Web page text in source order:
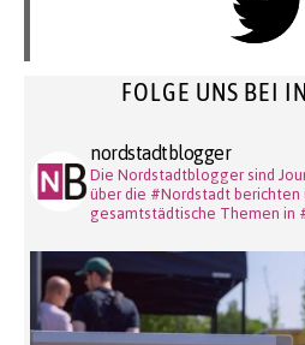
FOLGE UNS BEI
nordstadtblogger
Die Nordstadtblogger sind
über die #Nordstadt berichten
gesamtstädtische Themen in